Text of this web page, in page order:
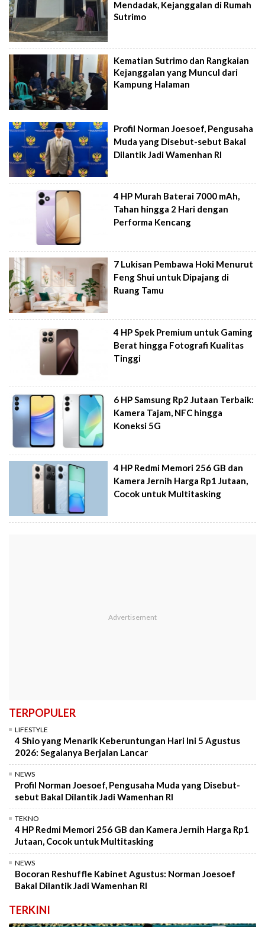
Mendadak, Kejanggalan di Rumah
Sutrimo
Kematian Sutrimo dan Rangkaian
Kejanggalan yang Muncul dari
Kampung Halaman
Profil Norman Joesoef, Pengusaha
Muda yang Disebut-sebut Bakal
Dilantik Jadi Wamenhan RI
4 HP Murah Baterai 7000 mAh,
Tahan hingga 2 Hari dengan
Performa Kencang
7 Lukisan Pembawa Hoki Menurut
Feng Shui untuk Dipajang di
Ruang Tamu
4 HP Spek Premium untuk Gaming
Berat hingga Fotografi Kualitas
Tinggi
6 HP Samsung Rp2 Jutaan Terbaik:
Kamera Tajam, NFC hingga
Koneksi 5G
4 HP Redmi Memori 256 GB dan
Kamera Jernih Harga Rp1 Jutaan,
Cocok untuk Multitasking
TERPOPULER
LIFESTYLE
4 Shio yang Menarik Keberuntungan Hari Ini 5 Agustus
2026: Segalanya Berjalan Lancar
NEWS
Profil Norman Joesoef, Pengusaha Muda yang Disebut-
sebut Bakal Dilantik Jadi Wamenhan RI
TEKNO
4 HP Redmi Memori 256 GB dan Kamera Jernih Harga Rp1
Jutaan, Cocok untuk Multitasking
NEWS
Bocoran Reshuffle Kabinet Agustus: Norman Joesoef
Bakal Dilantik Jadi Wamenhan RI
TERKINI